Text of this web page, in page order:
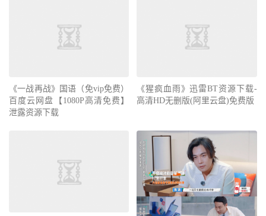
《一战再战》国语（免vip免费）
百度云网盘【1080P高清免费】
泄露资源下载
《猩疯血雨》迅雷BT资源下载-
高清HD无删版(阿里云盘)免费版